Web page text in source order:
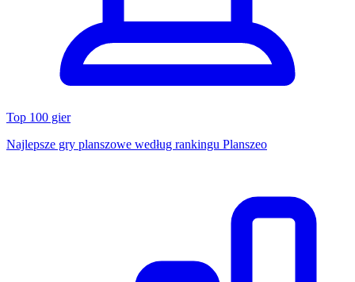
Top 100 gier
Najlepsze gry planszowe według rankingu Planszeo